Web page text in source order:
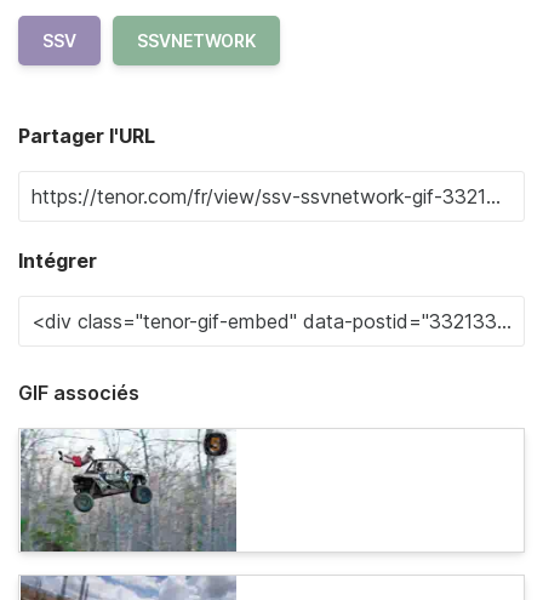
SSV SSVNETWORK
Partager l'URL
Intégrer
GIF associés